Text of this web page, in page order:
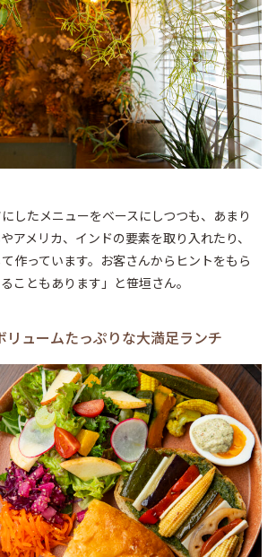
にしたメニューをベースにしつつも、あまり
アメリカ、インドの要素を取り入れたり、
作っています。お客さんからヒントをもら
こともあります」と笹垣さん。
リュームたっぷりな大満足ランチ